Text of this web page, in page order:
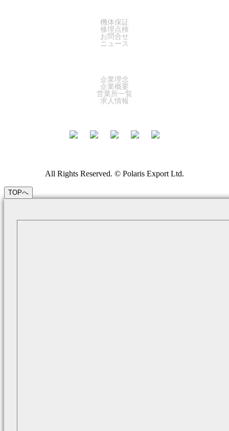
機体保証
修理点検
お問合せ
ニュース
企業理念
企業概要
営業所一覧
求人情報
All Rights Reserved. © Polaris Export Ltd.
TOPへ